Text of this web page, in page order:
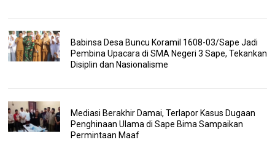
Babinsa Desa Buncu Koramil 1608-03/Sape Jadi
Pembina Upacara di SMA Negeri 3 Sape, Tekankan
Disiplin dan Nasionalisme
Mediasi Berakhir Damai, Terlapor Kasus Dugaan
Penghinaan Ulama di Sape Bima Sampaikan
Permintaan Maaf